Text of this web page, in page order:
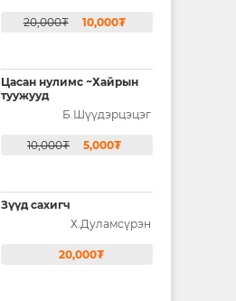
20,000₮ 10,000₮
Цасан нулимс ~Хайрын
туужууд
Б.Шүүдэрцэцэг
10,000₮ 5,000₮
Зүүд сахигч
Х.Дуламсүрэн
20,000₮